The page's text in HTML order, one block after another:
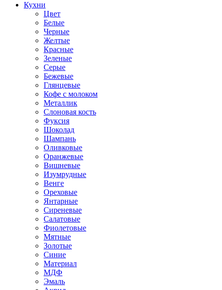
Кухни
Цвет
Белые
Черные
Желтые
Красные
Зеленые
Серые
Бежевые
Глянцевые
Кофе с молоком
Металлик
Слоновая кость
Фуксия
Шоколад
Шампань
Оливковые
Оранжевые
Вишневые
Изумрудные
Венге
Ореховые
Янтарные
Сиреневые
Салатовые
Фиолетовые
Мятные
Золотые
Синие
Материал
МДФ
Эмаль